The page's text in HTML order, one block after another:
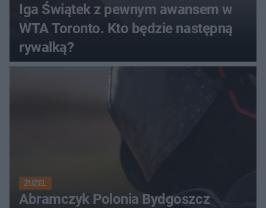
Iga Świątek z pewnym awansem w
WTA Toronto. Kto będzie następną
rywalką?
ŻUŻEL
Abramczyk Polonia Bydgoszcz